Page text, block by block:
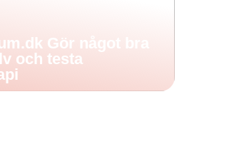
Gör något bra
och testa